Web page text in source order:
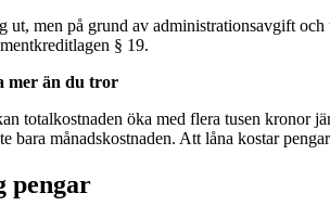
ut, men på grund av administrationsavgift
§ 19.
mer än du tror
totalkostnaden öka med flera tusen kronor
månadskostnaden. Att låna kostar
pengar